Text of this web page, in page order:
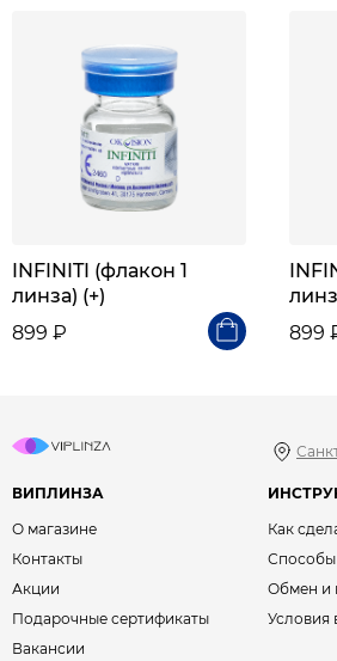
INFINITI (флакон 1
линза) (+)
899 ₽
899
ВИПЛИНЗА
О магазине
Контакты
Акции
Подарочные сертификаты
Вакансии
Как
Обмен и
Условия